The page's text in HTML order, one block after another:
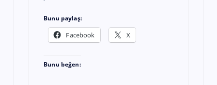
Bunu paylaş:
Facebook X
Bunu beğen: